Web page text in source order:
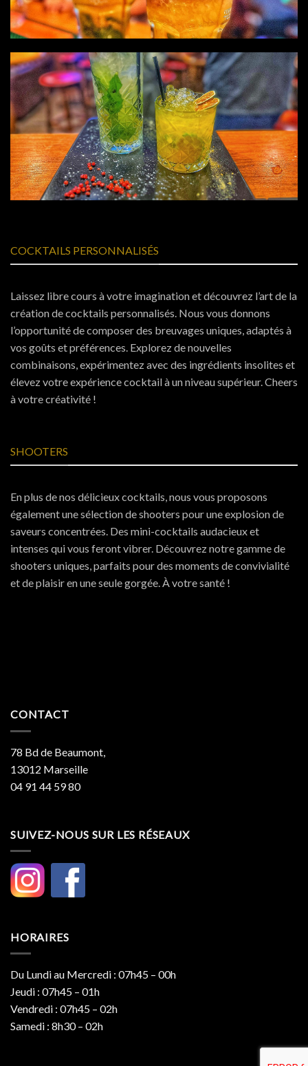
COCKTAILS PERSONNALISÉS
Laissez libre cours à votre imagination et découvrez l’art de la
création de cocktails personnalisés. Nous vous donnons
l’opportunité de composer des breuvages uniques, adaptés à
vos goûts et préférences. Explorez de nouvelles
combinaisons, expérimentez avec des ingrédients insolites et
élevez votre expérience cocktail à un niveau supérieur. Cheers
à votre créativité !
SHOOTERS
En plus de nos délicieux cocktails, nous vous proposons
également une sélection de shooters pour une explosion de
saveurs concentrées. Des mini-cocktails audacieux et
intenses qui vous feront vibrer. Découvrez notre gamme de
shooters uniques, parfaits pour des moments de convivialité
et de plaisir en une seule gorgée. À votre santé !
CONTACT
78 Bd de Beaumont,
13012 Marseille
04 91 44 59 80
SUIVEZ-NOUS SUR LES RÉSEAUX
HORAIRES
Du Lundi au Mercredi : 07h45 – 00h
Jeudi : 07h45 – 01h
Vendredi : 07h45 – 02h
Samedi : 8h30 – 02h